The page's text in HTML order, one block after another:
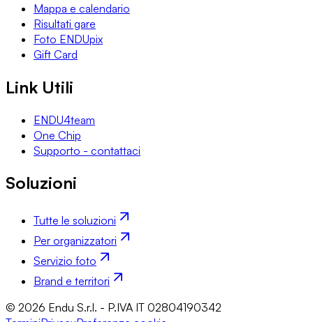
Mappa e calendario
Risultati gare
Foto ENDUpix
Gift Card
Link Utili
ENDU4team
One Chip
Supporto - contattaci
Soluzioni
Tutte le soluzioni
Per organizzatori
Servizio foto
Brand e territori
© 2026 Endu S.r.l. - P.IVA IT 02804190342